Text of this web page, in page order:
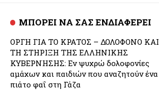
ΜΠΟΡΕΙ ΝΑ ΣΑΣ ΕΝΔΙΑΦΕΡΕΙ
ΟΡΓΗ ΓΙΑ ΤΟ ΚΡΑΤΟΣ – ΔΟΛΟΦΟΝΟ ΚΑΙ
ΤΗ ΣΤΗΡΙΞΗ ΤΗΣ ΕΛΛΗΝΙΚΗΣ
ΚΥΒΕΡΝΗΣΗΣ: Εν ψυχρώ δολοφονίες
αμάχων και παιδιών που αναζητούν ένα
πιάτο φαΐ στη Γάζα